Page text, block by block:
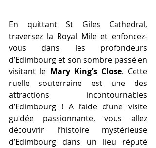
En quittant St Giles Cathedral,
traversez la Royal Mile et enfoncez-
vous dans les profondeurs
d’Edimbourg et son sombre passé en
visitant le Mary King’s Close. Cette
ruelle souterraine est une des
attractions incontournables
d’Edimbourg ! A l’aide d’une visite
guidée passionnante, vous allez
découvrir l’histoire mystérieuse
d’Edimbourg dans un lieu réputé